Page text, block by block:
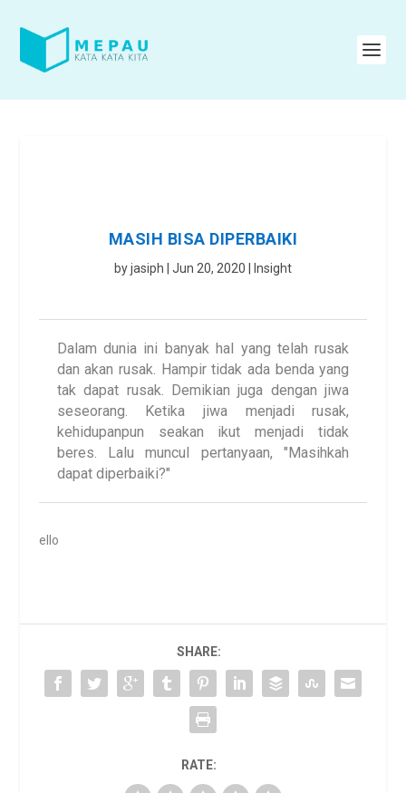
MASIH BISA DIPERBAIKI
byjasiph Jun 20, 2020 Insight
Dalam dunia ini banyak hal yang telah rusak
dan akan rusak. Hampir tidak ada benda yang
tak dapat rusak. Demikian juga dengan jiwa
seseorang. Ketika jiwa menjadi rusak,
kehidupanpun seakan ikut menjadi tidak
beres. Lalu muncul pertanyaan, "Masihkah
dapat diperbaiki?"
ello
SHARE:
RATE: